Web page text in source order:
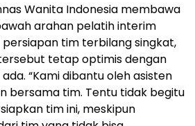
Wanita Indonesia membawa
arahan pelatih interim
persiapan tim terbilang singkat,
tetap optimis dengan
“Kami dibantu oleh asisten
bersama tim. Tentu tidak begitu
tim ini, meskipun